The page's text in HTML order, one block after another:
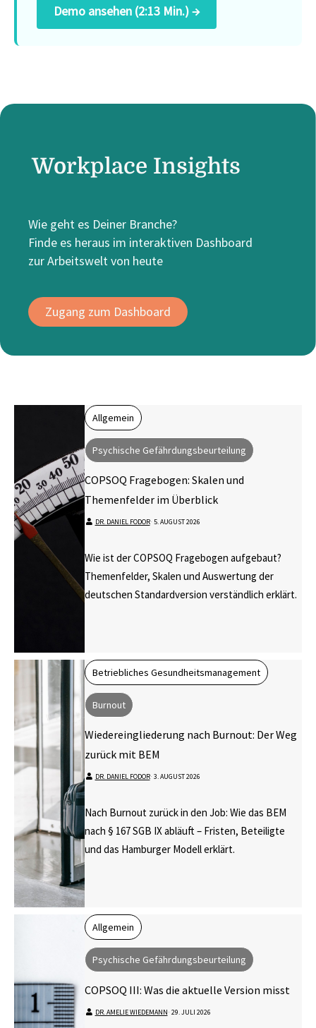
Demo ansehen (2:13 Min.) →
Workplace Insights
Wie geht es Deiner Branche?
Finde es heraus im interaktiven Dashboard
zur Arbeitswelt von heute
Zugang zum Dashboard
Allgemein
Psychische Gefährdungsbeurteilung
COPSOQ Fragebogen: Skalen und
Themenfelder im Überblick
DR. DANIEL FODOR⋅ 5. AUGUST 2026
Wie ist der COPSOQ Fragebogen aufgebaut?
Themenfelder, Skalen und Auswertung der
deutschen Standardversion verständlich erklärt.
Betriebliches Gesundheitsmanagement
Burnout
Wiedereingliederung nach Burnout: Der Weg
zurück mit BEM
DR. DANIEL FODOR⋅ 3. AUGUST 2026
Nach Burnout zurück in den Job: Wie das BEM
nach § 167 SGB IX abläuft – Fristen, Beteiligte
und das Hamburger Modell erklärt.
Allgemein
Psychische Gefährdungsbeurteilung
COPSOQ III: Was die aktuelle Version misst
DR. AMELIE WIEDEMANN⋅ 29. JULI 2026